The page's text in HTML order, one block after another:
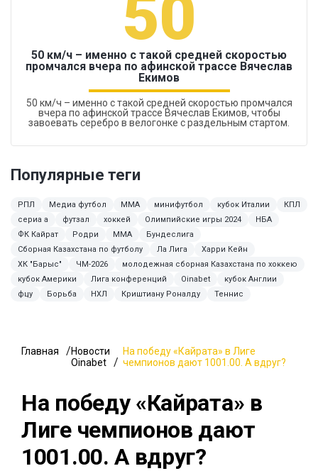
50
50 км/ч – именно с такой средней скоростью
промчался вчера по афинской трассе Вячеслав
Екимов
50 км/ч – именно с такой средней скоростью промчался
вчера по афинской трассе Вячеслав Екимов, чтобы
завоевать серебро в велогонке с раздельным стартом.
Популярные теги
РПЛ Медиа футбол MMA минифутбол кубок Италии
КПЛ
сериа а
футзал хоккей Олимпийские игры 2024
НБА
ФК Кайрат
Родри ММА
Бундеслига
Сборная Казахстана по футболу
Ла Лига
Харри Кейн
ХК "Барыс"
ЧМ-2026
молодежная сборная Казахстана по хоккею
кубок Америки
Лига конференций Oinabet
кубок Англии
фцу
Борьба НХЛ Криштиану Роналду Теннис
Главная
Новости
Oinabet
На победу «Кайрата» в Лиге
чемпионов дают 1001.00. А вдруг?
На победу «Кайрата» в
Лиге чемпионов дают
1001.00. А вдруг?